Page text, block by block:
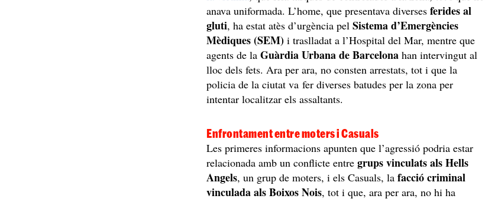
anava uniformada. L’home, que presentava diversesferides al
gluti, ha estat atès d’urgència pelSistema d’Emergències
Mèdiques (SEM) i traslladat a l’Hospital del Mar, mentre que
agents de laGuàrdia Urbana de Barcelona han intervingut al
lloc dels fets. Ara per ara, no consten arrestats, tot i que la
policia de la ciutat va fer diverses batudes per la zona per
intentar localitzar els assaltants.
Enfrontament entre moters i Casuals
Les primeres informacions apunten que l’agressió podria estar
relacionada amb un conflicte entregrups vinculats als Hells
Angels, un grup de moters, i els Casuals, lafacció criminal
vinculada als Boixos Nois, tot i que, ara per ara, no hi ha